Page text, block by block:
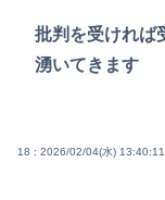
批判を受ければ
湧いてきます
18 : 2026/02/04(水)